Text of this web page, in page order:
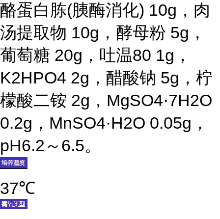
酪蛋白胨(胰酶消化) 10g，肉
汤提取物 10g，酵母粉 5g，
葡萄糖 20g，吐温80 1g，
K2HPO4 2g，醋酸钠 5g，柠
檬酸二铵 2g，MgSO4·7H2O
0.2g，MnSO4·H2O 0.05g，
pH6.2～6.5。
37℃